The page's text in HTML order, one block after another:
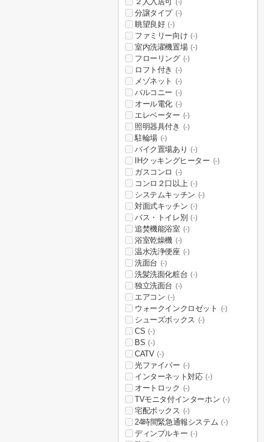
(-)
分譲タイプ (-)
眺望良好 (-)
ファミリー向け (-)
室内洗濯機置場 (-)
フローリング (-)
ロフト付き (-)
メゾネット (-)
バルコニー (-)
オール電化 (-)
エレベーター (-)
照明器具付き (-)
駐輪場 (-)
バイク置場あり (-)
IHクッキングヒーター (-)
ガスコンロ (-)
コンロ２口以上 (-)
システムキッチン (-)
対面式キッチン (-)
バス・トイレ別 (-)
追焚機能浴室 (-)
浴室乾燥機 (-)
温水洗浄便座 (-)
洗面台 (-)
洗髪洗面化粧台 (-)
独立洗面台 (-)
エアコン (-)
ウォークインクロゼット (-)
シューズボックス (-)
CS (-)
BS (-)
CATV (-)
光ファイバー (-)
インターネット対応 (-)
オートロック (-)
TVモニタ付インターホン (-)
宅配ボックス (-)
24時間緊急通報システム (-)
ディンプルキー (-)